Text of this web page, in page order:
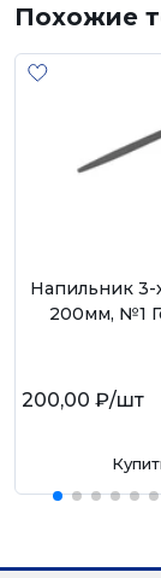
Похожие
Напильник 3-
200мм, №1
200,00 ₽/шт